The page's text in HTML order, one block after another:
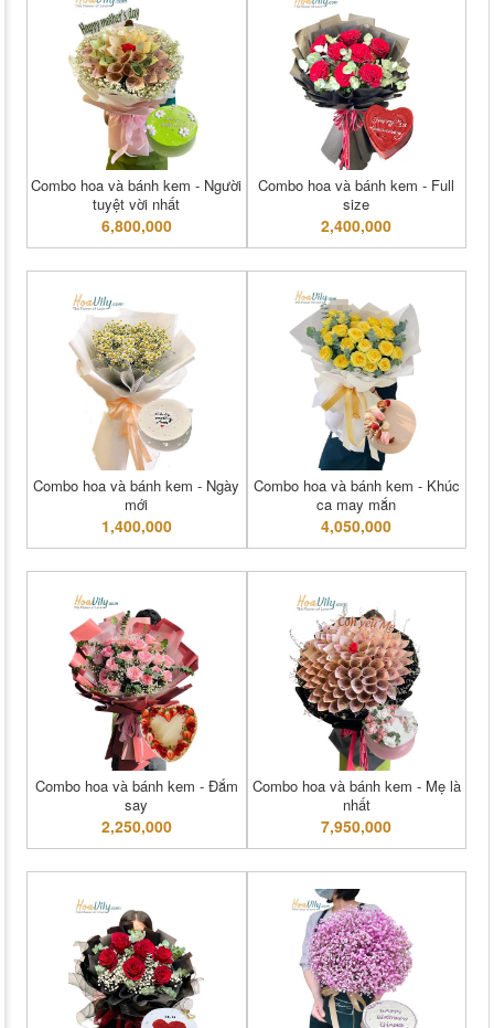
Combo hoa và bánh kem - Người
tuyệt vời nhất
6,800,000
Combo hoa và bánh kem - Full
size
2,400,000
Combo hoa và bánh kem - Ngày
mới
1,400,000
Combo hoa và bánh kem - Khúc
ca may mắn
4,050,000
Combo hoa và bánh kem - Đắm
say
2,250,000
Combo hoa và bánh kem - Mẹ là
nhất
7,950,000